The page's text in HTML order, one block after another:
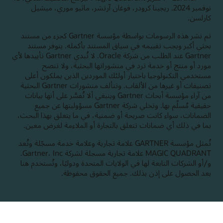
نوفمبر 2024. ريجينا كرودر، فوغان آرتشر، ماثيو موري، ميشيل
كارلسن.
تم نشر هذه الرسومات بواسطة مؤسسة Gartner كجزء من مستند
بحثي أكبر ويجب تقييمه في سياق المستند بأكمله.‬ يتوفر مستند
Gartner عند الطلب من شركة Oracle. ‏‫لا تُبدي Gartner تأييدها لأي
مورد أو منتج أو خدمة ترد في منشوراتها البحثية، ولا تنصح
مستخدمي التكنولوجيا باختيار أولئك الموردين الذين يملكون أعلى
تصنيفات أو غيرها من الألقاب.‬ وتتألف منشورات Gartner البحثية
من آراء مؤسسة أبحاث Gartner وينبغي ألا تُفسَّر على أنها بيانات
حقيقية مُسلّم بها. وتخلي شركة Gartner مسؤوليتها عن جميع
الضمانات، سواء كانت صريحة أو ضمنية، في ما يتعلق بهذا البحث،
بما في ذلك أي ضمانات تتعلق بالتجارة أو الملاءمة لغرض معين.
تُمثل مؤسسة GARTNER علامة تجارية وعلامة خدمة مسجّلة وتُعد
MAGIC QUADRANT علامة تجارية مسجلة لشركة Gartner، Inc.
و/أو الشركات التابعة لها في الولايات المتحدة ودوليًا، وتُستخدم هنا
بعد الحصول على إذن بذلك. جميع الحقوق محفوظة.